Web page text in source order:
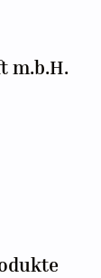
m.b.H.